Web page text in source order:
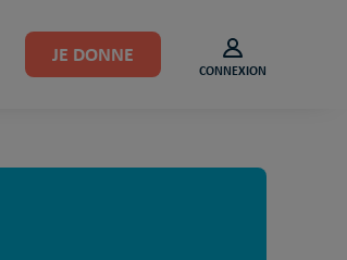
JE DONNE
CONNEXION